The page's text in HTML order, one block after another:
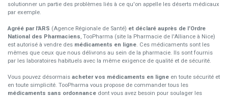
solutionner un partie des problèmes liés à ce qu'on appelle les déserts médicaux
par exemple.
Agréé par l'ARS (Agence Régionale de Santé) et déclaré auprès de l’Ordre
National des Pharmaciens, TooPharma (site la Pharmacie de l'Alliance à Nice)
est autorisé à vendre des médicaments en ligne. Ces médicaments sont les
mêmes que ceux que nous délivrons au sein de la pharmacie. Ils sont fournis
par les laboratoires habituels avec la même exigence de qualité et de sécurité.
Vous pouvez désormais acheter vos médicaments en ligne en toute sécurité et
en toute simplicité. TooPharma vous propose de commander tous les
médicaments sans ordonnance dont vous avez besoin pour soulager les